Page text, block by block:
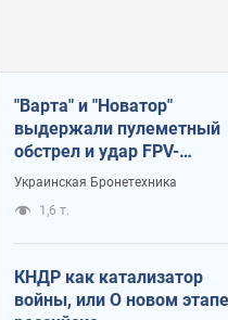
"Варта" и "Новатор"
выдержали пулеметный
обстрел и удар FPV-
дрона, сохранив жизнь
Украинская Бронетехника
1,6 т.
КНДР как катализатор
войны, или О новом этапе